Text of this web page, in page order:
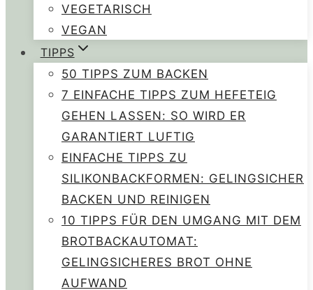
VEGETARISCH
VEGAN
TIPPS
50 TIPPS ZUM BACKEN
7 EINFACHE TIPPS ZUM HEFETEIG
GEHEN LASSEN: SO WIRD ER
GARANTIERT LUFTIG
EINFACHE TIPPS ZU
SILIKONBACKFORMEN: GELINGSICHER
BACKEN UND REINIGEN
10 TIPPS FÜR DEN UMGANG MIT DEM
BROTBACKAUTOMAT:
GELINGSICHERES BROT OHNE
AUFWAND